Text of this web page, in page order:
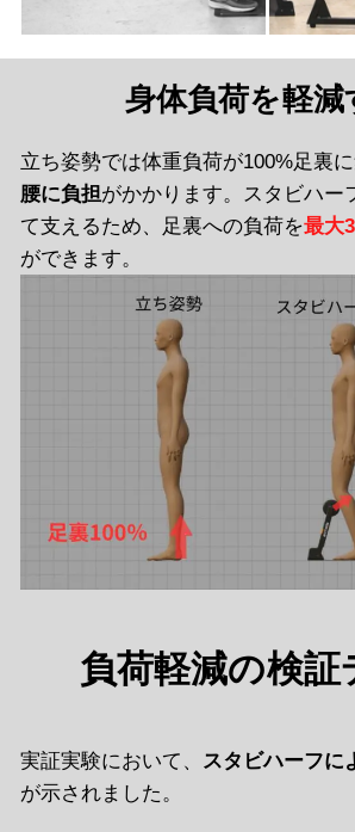
身体負荷を軽減
立ち姿勢では体重負荷が100%足裏に
腰に負担がかかります。スタビハー
て支えるため、足裏への負荷を最大
ができます。
負荷軽減の検証
実証実験において、
スタビハーフに
が示されました。